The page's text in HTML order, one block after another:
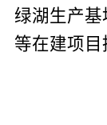
绿湖生产基
等在建项目